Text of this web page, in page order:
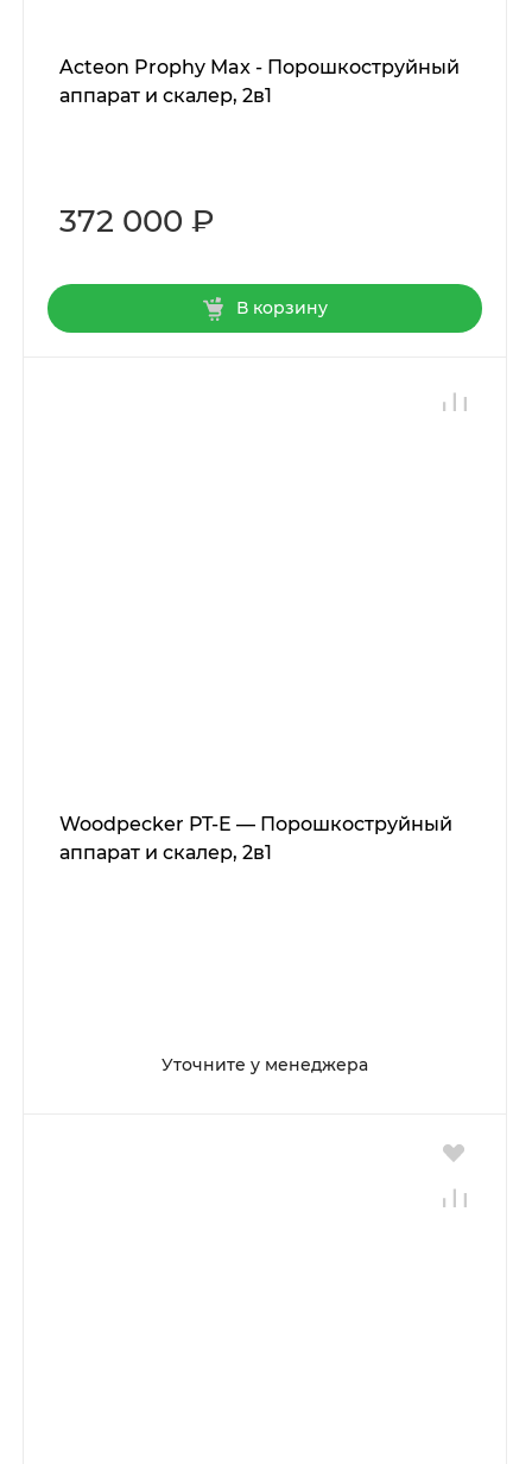
Acteon Prophy Max - Порошкоструйный
аппарат и скалер, 2в1
372 000 ₽
В корзину
Woodpecker PT-E — Порошкоструйный
аппарат и скалер, 2в1
Уточните у менеджера